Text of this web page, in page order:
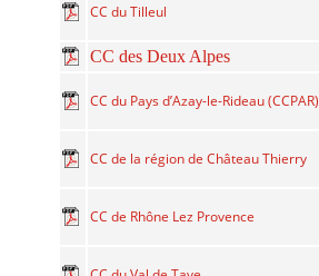
CC du Tilleul
CC des Deux Alpes
CC du Pays d’Azay-le-Rideau (CCPAR)
CC de la région de Château Thierry
CC de Rhône Lez Provence